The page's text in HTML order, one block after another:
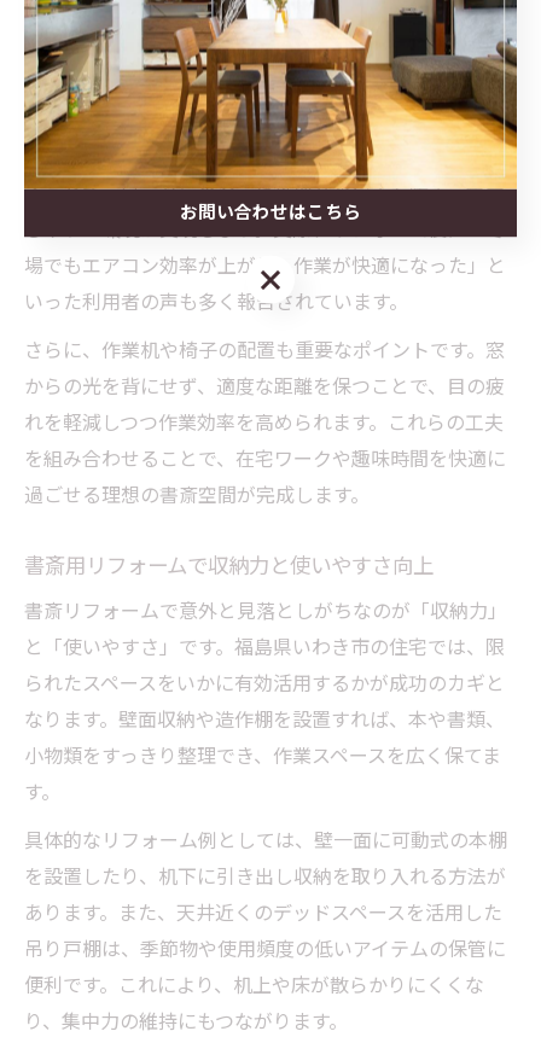
冬の寒さが厳しく、冷気や結露対策が重要です。断熱材
の追加や二重窓・断熱サッシへの交換は、室温の安定と
電気代削減につながります。
また、床材や壁材を防音・断熱性能の高いものへ変更す
ることで、足元からの冷えや外部音の侵入を防ぎ、集中
場でもエアコン効率が上がり、作業が快適になった」と
いった利用者の声も多く報告されています。
さらに、作業机や椅子の配置も重要なポイントです。窓
からの光を背にせず、適度な距離を保つことで、目の疲
れを軽減しつつ作業効率を高められます。これらの工夫
を組み合わせることで、在宅ワークや趣味時間を快適に
過ごせる理想の書斎空間が完成します。
書斎用リフォームで収納力と使いやすさ向上
書斎リフォームで意外と見落としがちなのが「収納力」
と「使いやすさ」です。福島県いわき市の住宅では、限
られたスペースをいかに有効活用するかが成功のカギと
なります。壁面収納や造作棚を設置すれば、本や書類、
小物類をすっきり整理でき、作業スペースを広く保てま
す。
具体的なリフォーム例としては、壁一面に可動式の本棚
を設置したり、机下に引き出し収納を取り入れる方法が
あります。また、天井近くのデッドスペースを活用した
吊り戸棚は、季節物や使用頻度の低いアイテムの保管に
便利です。これにより、机上や床が散らかりにくくな
り、集中力の維持にもつながります。
お問い合わせはこちら
お問い合わせはこちら